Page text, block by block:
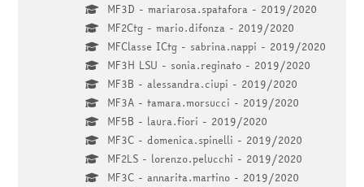
MF3D - mariarosa.spatafora - 2019/2020
MF2Ctg - mario.difonza - 2019/2020
MFClasse ICtg - sabrina.nappi - 2019/2020
MF3H LSU - sonia.reginato - 2019/2020
MF3B - alessandra.ciupi - 2019/2020
MF3A - tamara.morsucci - 2019/2020
MF5B - laura.fiori - 2019/2020
MF3C - domenica.spinelli - 2019/2020
MF2LS - lorenzo.pelucchi - 2019/2020
MF3C - annarita.martino - 2019/2020